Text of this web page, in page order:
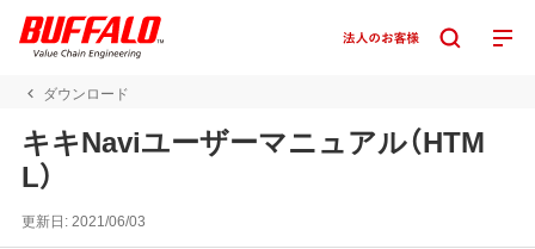
ダウンロード
キキNaviユーザーマニュアル（HTM
L）
更新日:2021/06/03